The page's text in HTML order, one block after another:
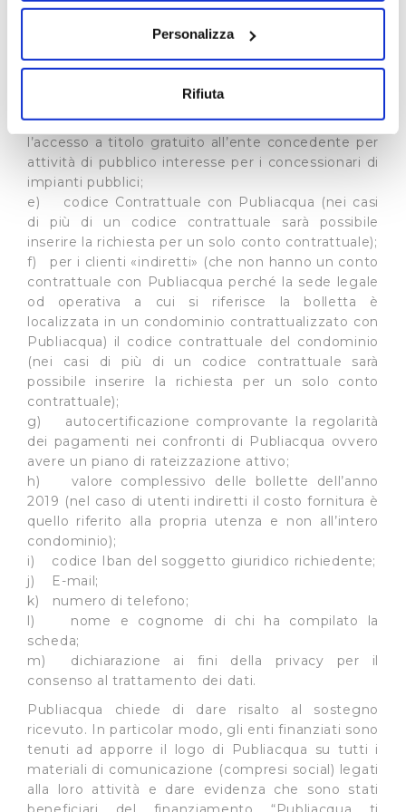
Con il tuo consenso, vorremmo anche:
raccogliere informazioni sulla tua posizione
Identificare il tuo dispositivo, scansionandolo
attivamente alla ricerca di caratteristiche specifiche
(impronte digitali).
Approfondisci come vengono elaborati i tuoi dati personali
e imposta le tue preferenze nellasezione dettagli. Puoi
modificare o ritirare il tuo consenso in qualsiasi momento
dalla Dichiarazione sui cookie.
Utilizziamo dei cookie tecnici necessari per rendere
fruibile il sito web abilitandone funzionalità di base quali
la navigazione sulle pagine e l'accesso alle aree
protette. In linea con le preferenze manifestate
dall’Utente e con i consensi dallo stesso prestati, i
cookie possono essere inoltre utilizzati per analizzare il
traffico sul nostro sito web, per personalizzare
contenuti ed annunci e per fornire funzionalità dei social
media, condividendo informazioni sul modo in cui
l’Utente utilizza il nostro sito con i nostri partner. Tali
soggetti, che si occupano di analisi dei dati web,
pubblicità e social media, potrebbero combinare le
informazioni ricevute con altre informazioni che l’Utente
ha fornito loro o che hanno raccolto dal suo utilizzo dei
loro servizi.
Cliccando su "Accetta tutti", l'Utente accetta di
sopra indicate.
Cliccando su "Personalizza" l’Utente può gestire
direttamente le proprie preferenze selezionando i
singoli cookie desiderati e le terze parti destinatarie
Personalizza
Rifiuta
b) codice fiscale;
d) autocertificazione comprovante lo svolgimento
di un servizio pubblico ovvero di garantire
l’accesso a titolo gratuito all’ente concedente per
attività di pubblico interesse per i concessionari di
impianti pubblici;
e) codice Contrattuale con Publiacqua (nei casi
di più di un codice contrattuale sarà possibile
inserire la richiesta per un solo conto contrattuale);
f) per i clienti «indiretti» (che non hanno un conto
contrattuale con Publiacqua perché la sede legale
od operativa a cui si riferisce la bolletta è
localizzata in un condominio contrattualizzato con
Publiacqua) il codice contrattuale del condominio
(nei casi di più di un codice contrattuale sarà
possibile inserire la richiesta per un solo conto
contrattuale);
g) autocertificazione comprovante la regolarità
dei pagamenti nei confronti di Publiacqua ovvero
avere un piano di rateizzazione attivo;
h) valore complessivo delle bollette dell’anno
2019 (nel caso di utenti indiretti il costo fornitura è
quello riferito alla propria utenza e non all’intero
condominio);
i) codice Iban del soggetto giuridico richiedente;
j) E-mail;
k) numero di telefono;
l) nome e cognome di chi ha compilato la
scheda;
m) dichiarazione ai fini della privacy per il
consenso al trattamento dei dati.
Publiacqua chiede di dare risalto al sostegno
ricevuto. In particolar modo, gli enti finanziati sono
tenuti ad apporre il logo di Publiacqua su tutti i
materiali di comunicazione (compresi social) legati
alla loro attività e dare evidenza che sono stati